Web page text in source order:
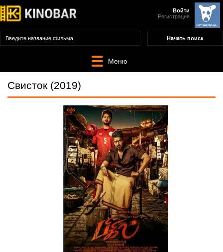
Войти
Регистрация
Меню
Свисток (2019)